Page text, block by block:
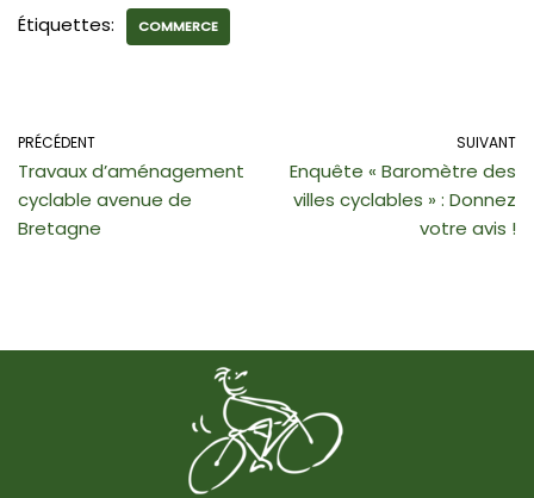
Étiquettes: COMMERCE
PRÉCÉDENT
Travaux d’aménagement
cyclable avenue de
Bretagne
SUIVANT
Enquête « Baromètre des
villes cyclables » : Donnez
votre avis !